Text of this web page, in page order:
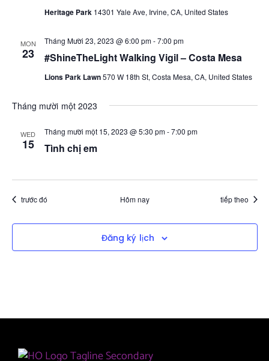
Heritage Park 14301 Yale Ave, Irvine, CA, United States
MON
23 #ShineTheLight Walking Vigil – Costa Mesa
Tháng Mười 23, 2023 @ 6:00 pm-7:00 pm
Lions Park Lawn570 W 18th St, Costa Mesa, CA, United States
Tháng mười một 2023
WED
15 Tình chị em
Tháng mười một 15, 2023 @ 5:30 pm-7:00 pm
Sự kiện
trước đó Hôm nay Sự kiện
tiếp theo
Đăng ký lịch